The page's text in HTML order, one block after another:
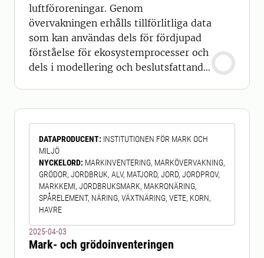
luftföroreningar. Genom
övervakningen erhålls tillförlitliga data
som kan användas dels för fördjupad
förståelse för ekosystemprocesser och
dels i modellering och beslutsfattande.
mätning av de fysiska, kemiska och
biologiska egenskaperna hos ett
ekosystem. I praktiken betyder det att
provtagning och observationer
samordnas i
DATAPRODUCENT: INSTITUTIONEN FÖR MARK OCH
MILJÖ
NYCKELORD: MARKINVENTERING, MARKÖVERVAKNING,
GRÖDOR, JORDBRUK, ALV, MATJORD, JORD, JORDPROV,
MARKKEMI, JORDBRUKSMARK, MAKRONÄRING,
SPÅRELEMENT, NÄRING, VÄXTNÄRING, VETE, KORN,
HAVRE
2025-04-03
Mark- och grödoinventeringen